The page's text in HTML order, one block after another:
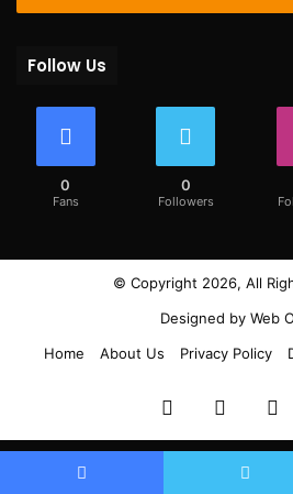
Follow Us
0
Fans
0
Followers
© Copyright 2026, All
Designed by Web
Home
About Us Privacy Policy
FacebookTwitter